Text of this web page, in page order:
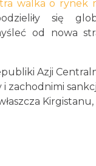
walka o rynek
się
od nowa
Azji
i zachodnimi